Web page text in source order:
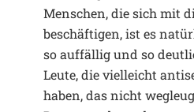
Menschen, die sich mit
beschäftigen, ist es
so auffällig und so
Leute, die vielleicht
haben, das nicht